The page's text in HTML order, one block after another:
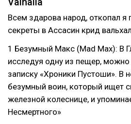
Всем здарова народ, откопал я
секреты в Ассасин крид
1 Безумный Макс (Mad Max): В
исследуя одну из пещер, можно
записку «Хроники Пустоши». В
безумный воин, который ищет
железной колеснице, и
Несмертного»